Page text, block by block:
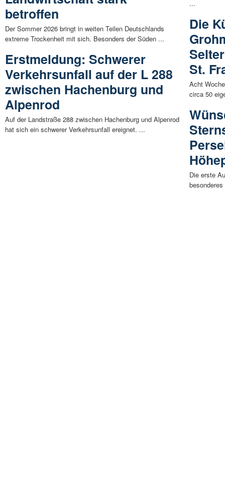
betroffen
Der Sommer 2026 bringt in weiten Teilen Deutschlands
extreme Trockenheit mit sich. Besonders der Süden ...
Erstmeldung: Schwerer
Verkehrsunfall auf der L 288
zwischen Hachenburg und
Alpenrod
Auf der Landstraße 288 zwischen Hachenburg und Alpenrod
hat sich ein schwerer Verkehrsunfall ereignet. ...
...
Die
St.
Acht
circa 50
Die erste